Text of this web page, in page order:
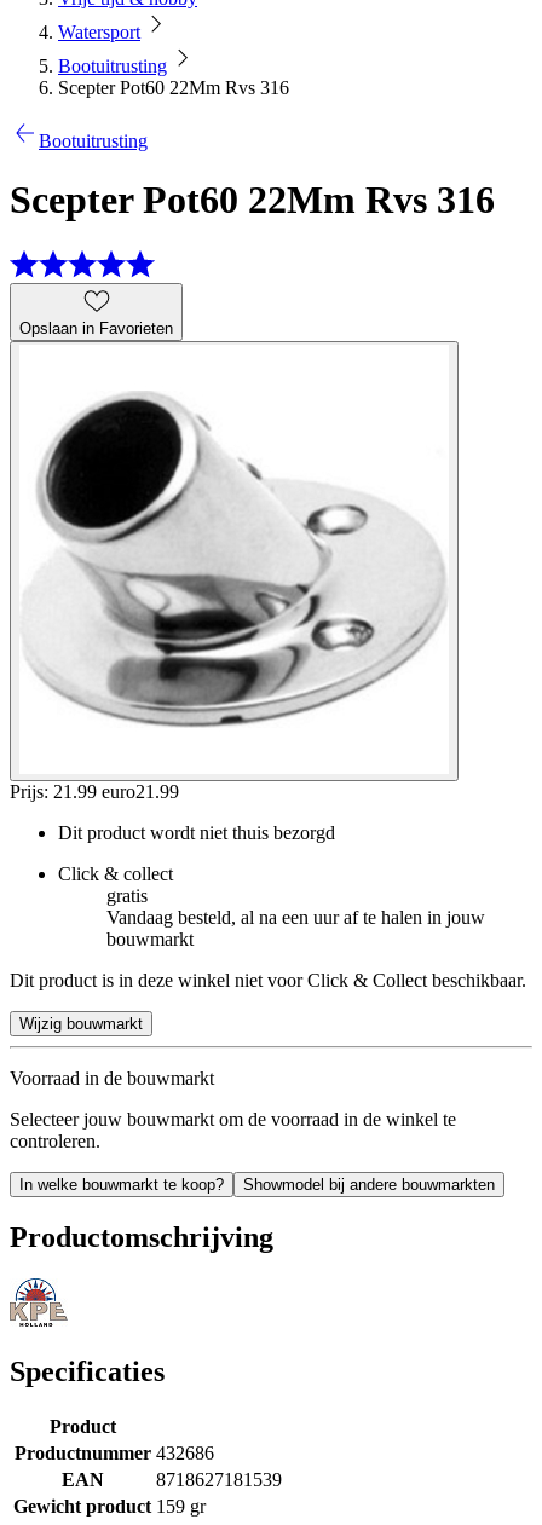
Watersport
Bootuitrusting
Scepter Pot60 22Mm Rvs 316
Bootuitrusting
Scepter Pot60 22Mm Rvs 316
Opslaan in Favorieten
Prijs: 21.99 euro21 .99
Dit product wordt niet thuis bezorgd
Click & collect
gratis
Vandaag besteld, al na een uur af te halen in jouw
bouwmarkt
Dit product is in deze winkel niet voor Click & Collect beschikbaar.
Wijzig bouwmarkt
Voorraad in de bouwmarkt
Selecteer jouw bouwmarkt om de voorraad in de winkel te
controleren.
In welke bouwmarkt te koop? Showmodel bij andere bouwmarkten
Productomschrijving
Specificaties
Product
Productnummer 432686
EAN
8718627181539
Gewicht product 159 gr